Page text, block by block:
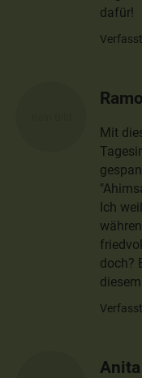
dafür!
Mit
Ich
doch?
Anita